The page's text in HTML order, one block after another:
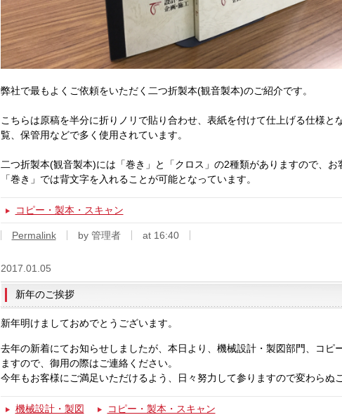
弊社で最もよくご依頼をいただく二つ折製本(観音製本)のご紹介です。
こちらは原稿を半分に折りノリで貼り合わせ、表紙を付けて仕上げる仕様と
覧、保管用などで多く使用されています。
二つ折製本(観音製本)には「巻き」と「クロス」の2種類がありますので、お
「巻き」では背文字を入れることが可能となっています。
コピー・製本・スキャン
Permalink by 管理者 at 16:40
2017.01.05
新年のご挨拶
新年明けましておめでとうございます。
去年の新着にてお知らせしましたが、本日より、機械設計・製図部門、コピ
ますので、御用の際はご連絡ください。
今年もお客様にご満足いただけるよう、日々努力して参りますので変わらぬ
機械設計・製図 コピー・製本・スキャン